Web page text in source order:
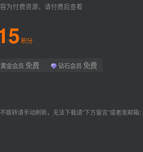
为付费资源，请付费后查看
积分
黄金会员 免费 钻石会员 免费
跳转请手动刷新，无法下载请“下方留言”或者发邮箱